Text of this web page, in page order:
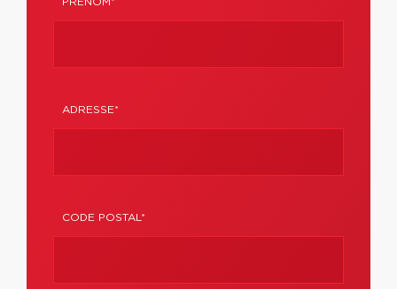
ADRESSE*
CODE POSTAL*